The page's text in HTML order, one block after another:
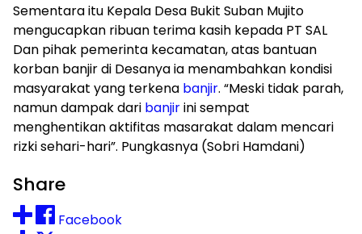
Sementara itu Kepala Desa Bukit Suban Mujito
mengucapkan ribuan terima kasih kepada PT SAL
Dan pihak pemerinta kecamatan, atas bantuan
korban banjir di Desanya ia menambahkan kondisi
masyarakat yang terkena banjir. “Meski tidak parah,
namun dampak dari banjirini sempat
menghentikan aktifitas masarakat dalam mencari
rizki sehari-hari”. Pungkasnya (Sobri Hamdani)
Share
Facebook